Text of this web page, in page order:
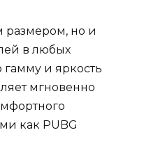
размером, но и
в любых
и яркость
мгновенно
как PUBG